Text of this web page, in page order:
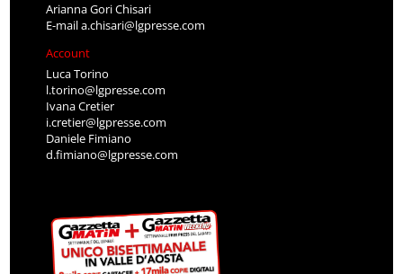
Arianna Gori Chisari
E-maila.chisari@lgpresse.com
Account
Luca Torino
l.torino@lgpresse.com
Ivana Cretier
i.cretier@lgpresse.com
Daniele Fimiano
d.fimiano@lgpresse.com